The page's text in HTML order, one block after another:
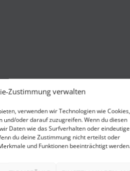
Zustimmung verwalten
verwenden wir Technologien wie
oder darauf zuzugreifen. Wenn du diesen
Daten wie das Surfverhalten oder
du deine Zustimmung nicht erteilst oder
und Funktionen beeinträchtigt werden.